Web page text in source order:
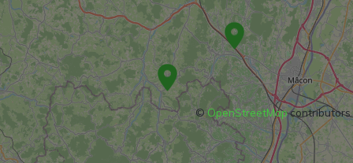
© OpenStreetMapcontributors